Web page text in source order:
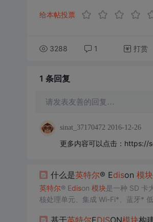
给本帖投票
3288 1 打赏
1 条回复
请发表友善的回复…
sinat_37170472 2016-12-26
更多内容可以点击：
什么是英特尔® Edison 模块
英特尔® Edison 模块是一种 SD 卡
核处理单元、集成 Wi-Fi*、蓝牙*
基于英特尔EDISON模块构